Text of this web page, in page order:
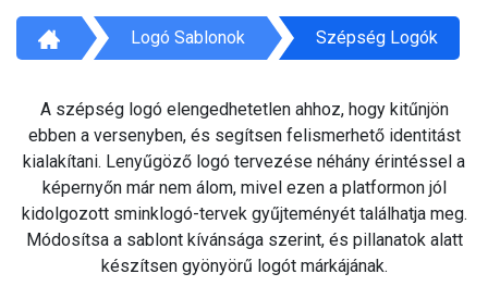
Logó Sablonok Szépség Logók
A szépség logó elengedhetetlen ahhoz, hogy kitűnjön
ebben a versenyben, és segítsen felismerhető identitást
kialakítani. Lenyűgöző logó tervezése néhány érintéssel a
képernyőn már nem álom, mivel ezen a platformon jól
kidolgozott sminklogó-tervek gyűjteményét találhatja meg.
Módosítsa a sablont kívánsága szerint, és pillanatok alatt
készítsen gyönyörű logót márkájának.